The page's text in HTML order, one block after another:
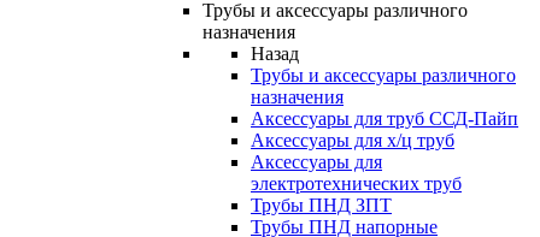
Трубы и аксессуары различного
назначения
Назад
Трубы и аксессуары различного
назначения
Аксессуары для труб ССД-Пайп
Аксессуары для х/ц труб
Аксессуары для
электротехнических труб
Трубы ПНД ЗПТ
Трубы ПНД напорные